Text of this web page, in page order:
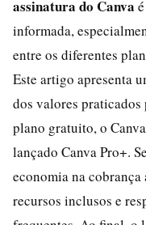
assinatura do Canva
informada,
entre os diferentes
Este artigo apresenta
dos valores
plano gratuito, o
lançado Canva Pro+.
economia na cobrança
recursos inclusos e